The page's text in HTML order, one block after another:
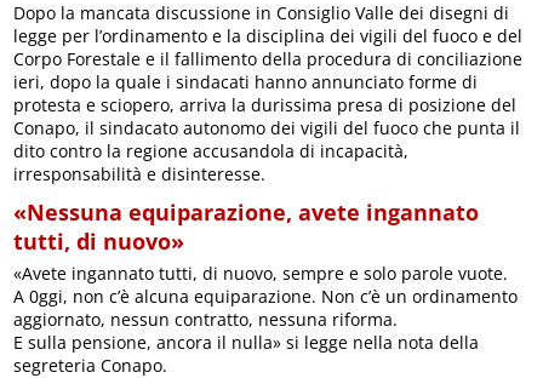
Dopo la mancata discussione in Consiglio Valle dei disegni di
legge per l’ordinamento e la disciplina dei vigili del fuoco e del
Corpo Forestale e il fallimento della procedura di conciliazione
ieri, dopo la quale i sindacati hanno annunciato forme di
protesta e sciopero, arriva la durissima presa di posizione del
Conapo, il sindacato autonomo dei vigili del fuoco che punta il
dito contro la regione accusandola di incapacità,
irresponsabilità e disinteresse.
«Nessuna equiparazione, avete ingannato
tutti, di nuovo»
«Avete ingannato tutti, di nuovo, sempre e solo parole vuote.
A 0ggi, non c’è alcuna equiparazione. Non c’è un ordinamento
aggiornato, nessun contratto, nessuna riforma.
E sulla pensione, ancora il nulla» si legge nella nota della
segreteria Conapo.